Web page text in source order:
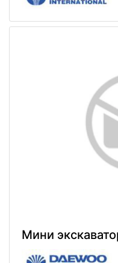
Мини